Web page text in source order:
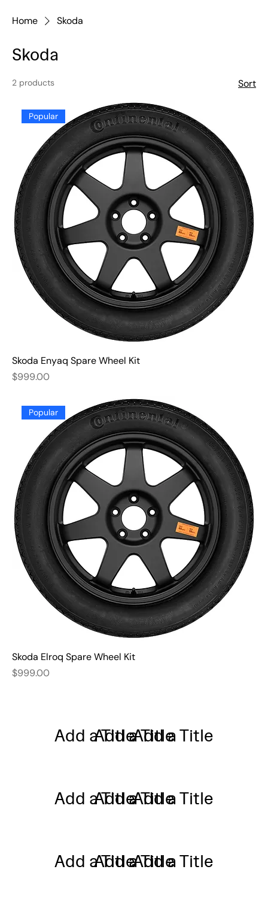
Home Skoda
Skoda
2 products Sort
Popular
Skoda Enyaq Spare Wheel Kit
Price
$999.00
Popular
Skoda Elroq Spare Wheel Kit
Price
$999.00
Add a TitleAdd a Title
Add a Title
Add a TitleAdd a Title
Add a Title
Add a TitleAdd a Title
Add a Title